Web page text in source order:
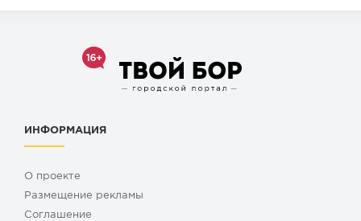
ИНФОРМАЦИЯ
О проекте
Размещение рекламы
Cоглашение